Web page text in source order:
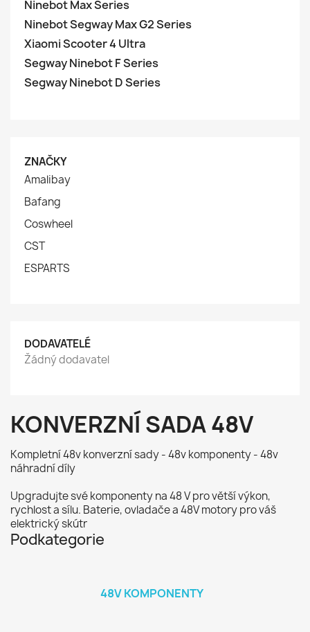
Ninebot Max Series
Ninebot Segway Max G2 Series
Xiaomi Scooter 4 Ultra
Segway Ninebot F Series
Segway Ninebot D Series
ZNAČKY
Amalibay
Bafang
Coswheel
CST
ESPARTS
DODAVATELÉ
Žádný dodavatel
KONVERZNÍ SADA 48V
Kompletní 48v konverzní sady - 48v komponenty - 48v
náhradní díly
Upgradujte své komponenty na 48 V pro větší výkon,
rychlost a sílu. Baterie, ovladače a 48V motory pro váš
elektrický skútr
Podkategorie
48V KOMPONENTY